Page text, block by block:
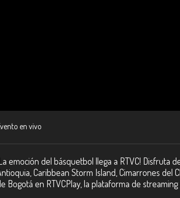
en vivo
emoción del básquetbol llega a RTVC! Disfruta
Caribbean Storm Island, Cimarrones del
Bogotá en RTVCPlay, la plataforma de